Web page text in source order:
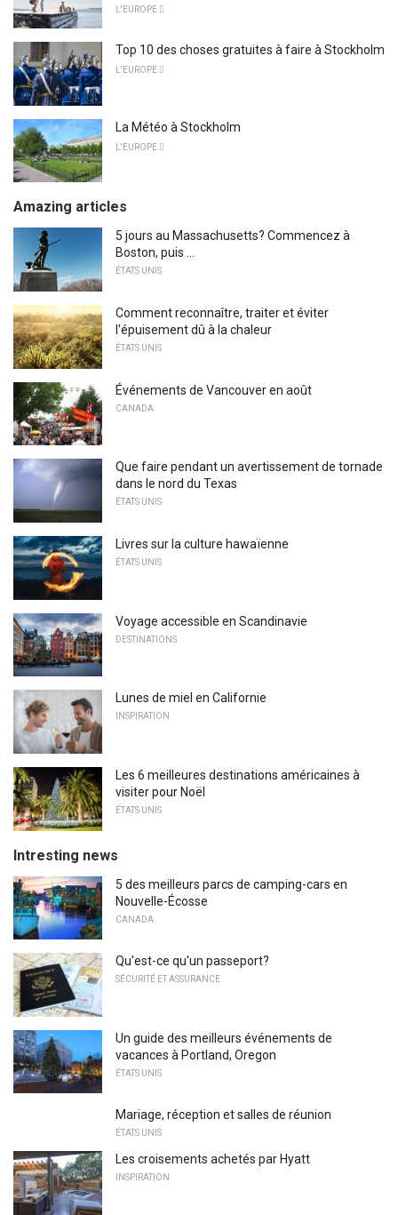
L'EUROPE 
Top 10 des choses gratuites à faire à Stockholm
L'EUROPE 
La Météo à Stockholm
L'EUROPE 
Amazing articles
5 jours au Massachusetts? Commencez à
Boston, puis ...
ÉTATS UNIS
Comment reconnaître, traiter et éviter
l'épuisement dû à la chaleur
ÉTATS UNIS
Événements de Vancouver en août
CANADA
Que faire pendant un avertissement de tornade
dans le nord du Texas
ÉTATS UNIS
Livres sur la culture hawaïenne
ÉTATS UNIS
Voyage accessible en Scandinavie
DESTINATIONS
Lunes de miel en Californie
INSPIRATION
Les 6 meilleures destinations américaines à
visiter pour Noël
ÉTATS UNIS
Intresting news
5 des meilleurs parcs de camping-cars en
Nouvelle-Écosse
CANADA
Qu'est-ce qu'un passeport?
SÉCURITÉ ET ASSURANCE
Un guide des meilleurs événements de
vacances à Portland, Oregon
ÉTATS UNIS
Mariage, réception et salles de réunion
ÉTATS UNIS
Les croisements achetés par Hyatt
INSPIRATION